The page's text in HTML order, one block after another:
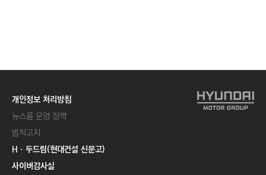
개인정보 처리방침
뉴스룸 운영 정책
법적고지
Hㆍ두드림(현대건설 신문고)
사이버감사실